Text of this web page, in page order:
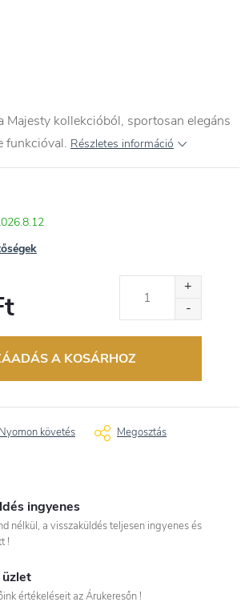
Majesty kollekcióból, sportosan elegáns
funkcióval. Részletes információ
A KOSÁRHOZ
Nyomon követés Megosztás
ingyenes
nélkül, a visszaküldés teljesen ingyenes és
!
értékeléseit az Árukeresőn !